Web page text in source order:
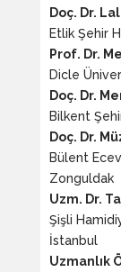
Doç. Dr.
Etlik Şehir
Prof. Dr.
Dicle
Doç. Dr.
Bilkent
Doç. Dr.
Bülent
Zonguldak
Uzm. Dr.
Şişli
İstanbul
Uzmanlık